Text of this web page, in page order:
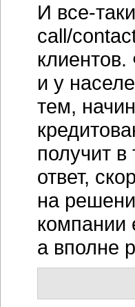
И все-таки
call/
и у
тем,
получит
ответ,
на
компании
а вполне